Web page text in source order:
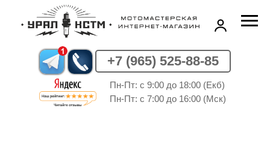
+7 (965) 525-88-85
Пн-Пт: c 9:00 до 18:00 (Екб)
Пн-Пт: c 7:00 до 16:00 (Мск)